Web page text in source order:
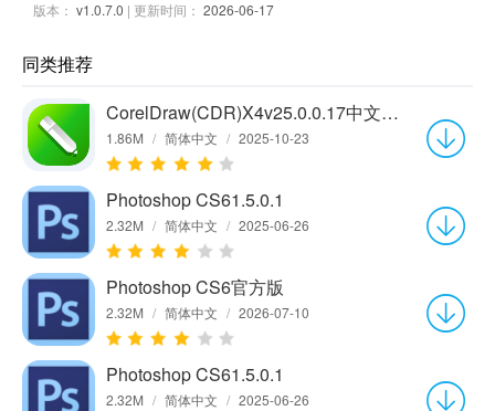
版本： v1.0.7.0 | 更新时间： 2026-06-17
同类推荐
CorelDraw(CDR)X4v25.0.0.17中文绿色版
1.86M / 简体中文 / 2025-10-23
Photoshop CS61.5.0.1
2.32M / 简体中文 / 2025-06-26
Photoshop CS6官方版
2.32M / 简体中文 / 2026-07-10
Photoshop CS61.5.0.1
2.32M / 简体中文 / 2025-06-26